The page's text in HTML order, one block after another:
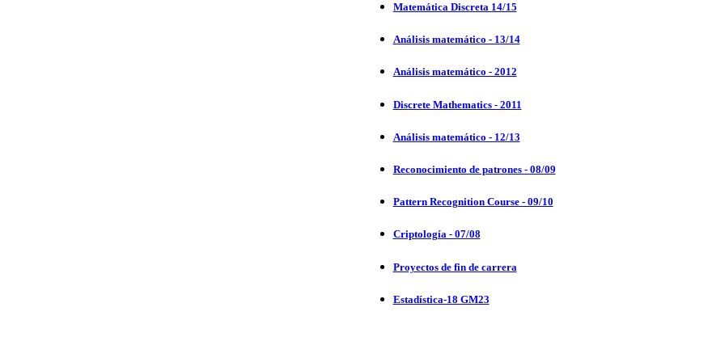
Matemática Discreta 14/15
Análisis matemático - 13/14
Análisis matemático - 2012
Discrete Mathematics - 2011
Análisis matemático - 12/13
Reconocimiento de patrones - 08/09
Pattern Recognition Course - 09/10
Criptología - 07/08
Proyectos de fin de carrera
Estadística-18 GM23